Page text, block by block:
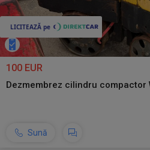
100 EUR
Dezmembrez cilindru compactor
Sună